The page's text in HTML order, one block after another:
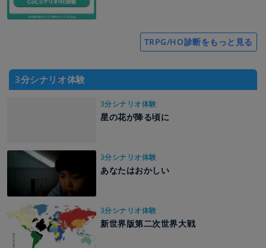
TRPG/HO診断をもっと見る
3分シナリオ体験
3分シナリオ体験
星の花が降る頃に
3分シナリオ体験
あなたはおかしい
3分シナリオ体験
新世界版第二次世界大戦